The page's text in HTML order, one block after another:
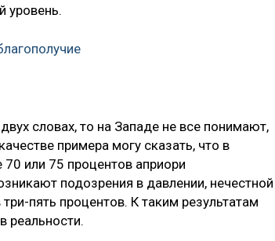
уровень.
словах, то на Западе не все понимают,
примера могу сказать, что в
или 75 процентов априори
подозрения в давлении, нечестной
пять процентов. К таким результатам
реальности.